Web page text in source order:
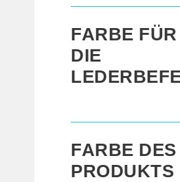
FARBE FÜR
DIE
FARBE DES
PRODUKTS